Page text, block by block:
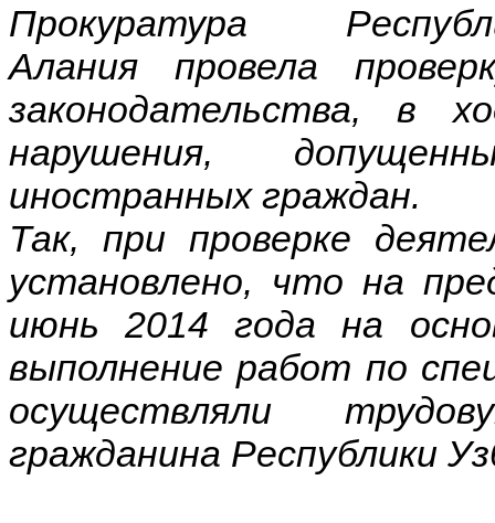
Прокуратура
Алания провела
законодательства, в
нарушения,
иностранных граждан.
Так, при проверке
установлено, что на
июнь 2014 года на
выполнение работ по
осуществляли
гражданина Республики